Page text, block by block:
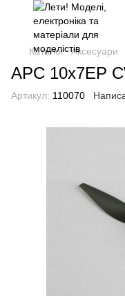
Каталог Аксесуари
APC 10x7EP
Артикул: 110070